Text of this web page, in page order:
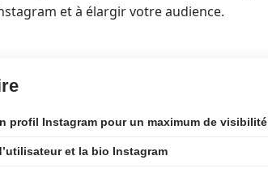
et à élargir votre audience.
profil Instagram pour un maximum de visibilité
et la bio Instagram